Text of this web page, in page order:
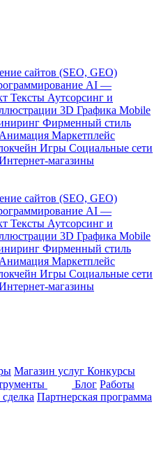
сайтов (SEO, GEO)
AI —
Тексты Аутсорсинг и
3D Графика Mobile
Фирменный стиль
Анимация Маркетплейс
Игры Социальные сети
магазины
сайтов (SEO, GEO)
AI —
Тексты Аутсорсинг и
3D Графика Mobile
Фирменный стиль
Анимация Маркетплейс
Игры Социальные сети
магазины
Магазин услуг Конкурсы
Блог Работы
Партнерская программа